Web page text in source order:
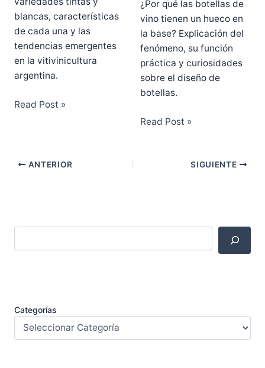
blancas, características
de cada una y las
tendencias emergentes
en la vitivinicultura
argentina.
Read Post »
¿Por qué las botellas de
vino tienen un hueco en
la base? Explicación del
fenómeno, su función
práctica y curiosidades
sobre el diseño de
botellas.
Read Post »
ANTERIOR SIGUIENTE
Categorías